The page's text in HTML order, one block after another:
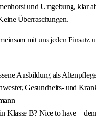
und Umgebung, klar
Überraschungen.
mit uns jeden Einsatz
Ausbildung als
Gesundheits- und
Klasse B? Nice to have –